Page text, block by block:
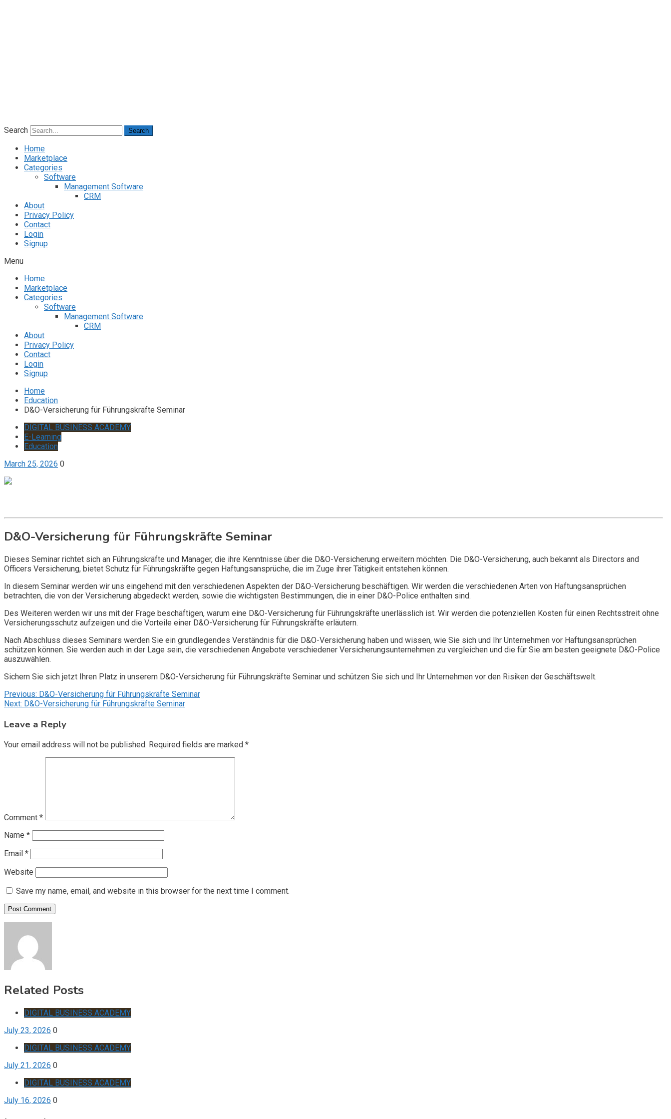
Search Search
Home
Marketplace
Categories
Software
Management Software
CRM
About
Privacy Policy
Contact
Login
Signup
Menu
Home
Marketplace
Categories
Software
Management Software
CRM
About
Privacy Policy
Contact
Login
Signup
Home
Education
D&O-Versicherung für Führungskräfte Seminar
DIGITAL BUSINESS ACADEMY
E-Learning
Education
March 25, 2026 0
D&O-Versicherung für Führungskräfte Seminar
Dieses Seminar richtet sich an Führungskräfte und Manager, die ihre Kenntnisse über die D&O-Versicherung erweitern möchten. Die D&O-Versicherung, auch bekannt als Directors and
Officers Versicherung, bietet Schutz für Führungskräfte gegen Haftungsansprüche, die im Zuge ihrer Tätigkeit entstehen können.
In diesem Seminar werden wir uns eingehend mit den verschiedenen Aspekten der D&O-Versicherung beschäftigen. Wir werden die verschiedenen Arten von Haftungsansprüchen
betrachten, die von der Versicherung abgedeckt werden, sowie die wichtigsten Bestimmungen, die in einer D&O-Police enthalten sind.
Des Weiteren werden wir uns mit der Frage beschäftigen, warum eine D&O-Versicherung für Führungskräfte unerlässlich ist. Wir werden die potenziellen Kosten für einen Rechtsstreit ohne
Versicherungsschutz aufzeigen und die Vorteile einer D&O-Versicherung für Führungskräfte erläutern.
Nach Abschluss dieses Seminars werden Sie ein grundlegendes Verständnis für die D&O-Versicherung haben und wissen, wie Sie sich und Ihr Unternehmen vor Haftungsansprüchen
schützen können. Sie werden auch in der Lage sein, die verschiedenen Angebote verschiedener Versicherungsunternehmen zu vergleichen und die für Sie am besten geeignete D&O-Police
auszuwählen.
Sichern Sie sich jetzt Ihren Platz in unserem D&O-Versicherung für Führungskräfte Seminar und schützen Sie sich und Ihr Unternehmen vor den Risiken der Geschäftswelt.
Post
navigation
Previous: D&O-Versicherung für Führungskräfte Seminar
Next: D&O-Versicherung für Führungskräfte Seminar
Leave a Reply
Your email address will not be published. Required fields are marked *
Comment *
Name *
Email *
Website
Save my name, email, and website in this browser for the next time I comment.
Related Posts
DIGITAL BUSINESS ACADEMY
July 23, 2026 0
DIGITAL BUSINESS ACADEMY
July 21, 2026 0
DIGITAL BUSINESS ACADEMY
July 16, 2026 0